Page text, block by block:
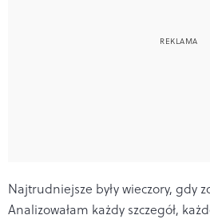
Najtrudniejsze były wieczory, gdy
Analizowałam każdy szczegół,